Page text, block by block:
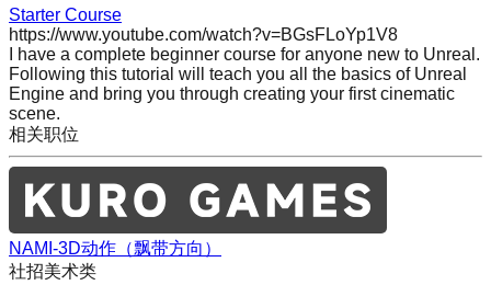
Starter Course
https://www.youtube.com/watch?v=BGsFLoYp1V8
I have a complete beginner course for anyone new to Unreal.
Following this tutorial will teach you all the basics of Unreal
Engine and bring you through creating your first cinematic
scene.
相关职位
NAMI-3D动作（飘带方向）
社招美术类